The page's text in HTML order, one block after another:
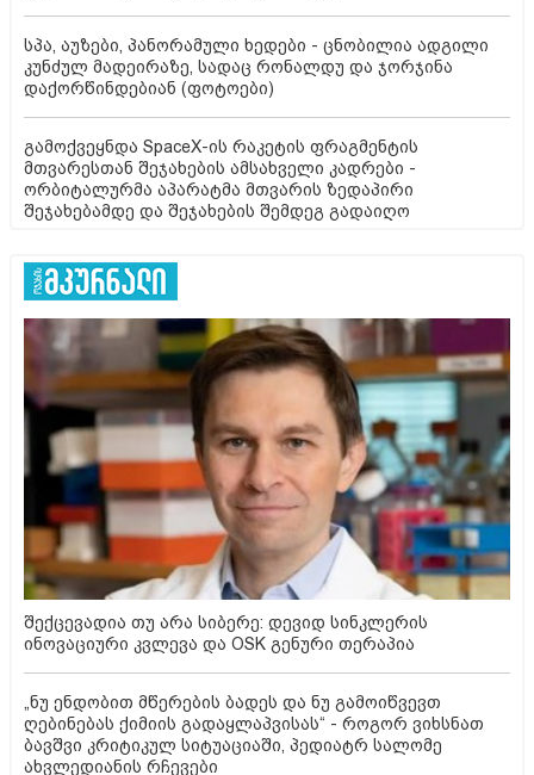
სპა, აუზები, პანორამული ხედები - ცნობილია ადგილი
კუნძულ მადეირაზე, სადაც რონალდუ და ჯორჯინა
დაქორწინდებიან (ფოტოები)
გამოქვეყნდა SpaceX-ის რაკეტის ფრაგმენტის
მთვარესთან შეჯახების ამსახველი კადრები -
ორბიტალურმა აპარატმა მთვარის ზედაპირი
შეჯახებამდე და შეჯახების შემდეგ გადაიღო
შექცევადია თუ არა სიბერე: დევიდ სინკლერის
ინოვაციური კვლევა და OSK გენური თერაპია
„ნუ ენდობით მწერების ბადეს და ნუ გამოიწვევთ
ღებინებას ქიმიის გადაყლაპვისას“ - როგორ ვიხსნათ
ბავშვი კრიტიკულ სიტუაციაში, პედიატრ სალომე
ახვლედიანის რჩევები